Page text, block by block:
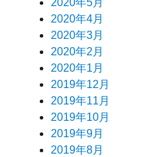
2020年5月
2020年4月
2020年3月
2020年2月
2020年1月
2019年12月
2019年11月
2019年10月
2019年9月
2019年8月